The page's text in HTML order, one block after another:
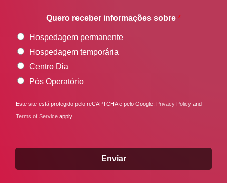
l
*
t
a
Quero receber informações sobre *
Hospedagem permanente
Hospedagem temporária
Centro Dia
Pós Operatório
Este site está protegido pelo reCAPTCHA e pelo Google. Privacy Policy and
Terms of Service apply.
Enviar